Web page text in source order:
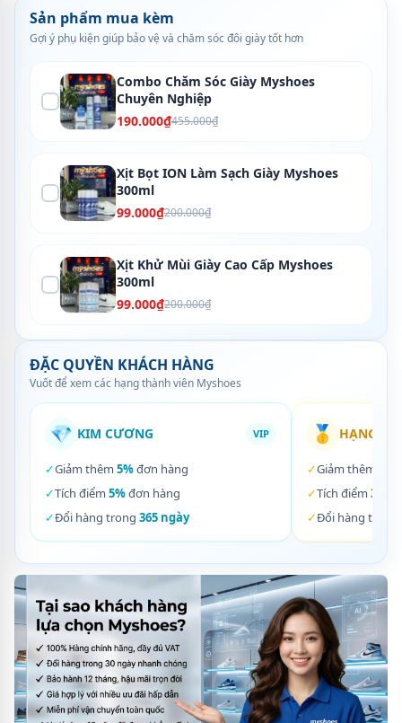
Sản phẩm mua kèm
Gợi ý phụ kiện giúp bảo vệ và chăm sóc đôi giày tốt hơn
Combo Chăm Sóc Giày Myshoes
Chuyên Nghiệp
190.000₫455.000₫
Xịt Bọt ION Làm Sạch Giày Myshoes
300ml
99.000₫200.000₫
Xịt Khử Mùi Giày Cao Cấp Myshoes
300ml
99.000₫200.000₫
ĐẶC QUYỀN KHÁCH HÀNG
Vuốt để xem các hạng thành viên Myshoes
💎 KIM CƯƠNG VIP
✓Giảm thêm 5%đơn hàng
✓Tích điểm 5%đơn hàng
✓Đổi hàng trong 365 ngày
🥇 HẠNG
✓Giảm thêm
✓Tích điểm 3%
✓Đổi hàng trong